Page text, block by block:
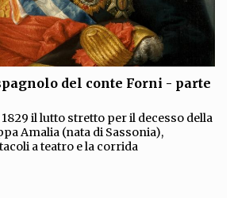
del conte Forni - parte
il lutto stretto per il decesso della
Amalia (nata di Sassonia),
a teatro e la corrida